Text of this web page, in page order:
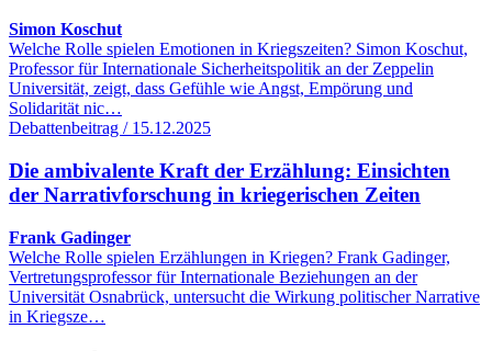
Simon Koschut
Welche Rolle spielen Emotionen in Kriegszeiten? Simon Koschut,
Professor für Internationale Sicherheitspolitik an der Zeppelin
Universität, zeigt, dass Gefühle wie Angst, Empörung und
Solidarität nic…
Debattenbeitrag / 15.12.2025
Die ambivalente Kraft der Erzählung: Einsichten
der Narrativforschung in kriegerischen Zeiten
Frank Gadinger
Welche Rolle spielen Erzählungen in Kriegen? Frank Gadinger,
Vertretungsprofessor für Internationale Beziehungen an der
Universität Osnabrück, untersucht die Wirkung politischer Narrative
in Kriegsze…